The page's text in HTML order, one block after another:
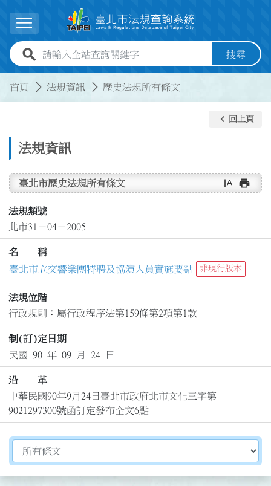
展開選單
全站查詢關鍵字欄位 搜尋
首頁 法規資訊 歷史法規所有條文
法規資訊
keyboard_arrow_left 回上頁
臺北市歷史法規所有條文 text_rotate_vertical print
法規類號
北市31－04－2005
名 稱
臺北市立交響樂團特聘及協演人員實施要點
非現行版本
法規位階
行政規則：屬行政程序法第159條第2項第1款
制(訂)定日期
民國 90 年 09 月 24 日
沿 革
中華民國90年9月24日臺北市政府北市文化三字第
9021297300號函訂定發布全文6點
切換選擇法規資訊內容